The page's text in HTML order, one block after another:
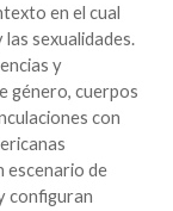
en el cual
sexualidades.
y
género, cuerpos
con
escenario de
configuran